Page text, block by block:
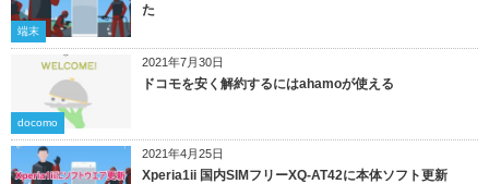
端末
た
2021年7月30日
docomo
ドコモを安く解約するにはahamoが使える
2021年4月25日
Xperia1ii 国内SIMフリーXQ-AT42に本体ソフト更新